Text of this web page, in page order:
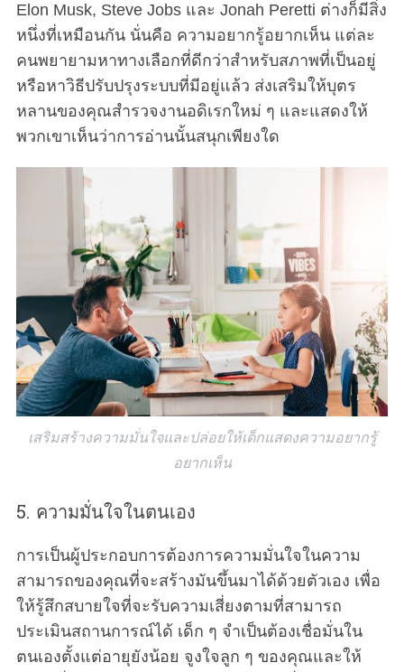
Elon Musk, Steve Jobs และ Jonah Peretti ต่างก็มีสิ่ง
หนึ่งที่เหมือนกัน นั่นคือ ความอยากรู้อยากเห็น แต่ละ
คนพยายามหาทางเลือกที่ดีกว่าสำหรับสภาพที่เป็นอยู่
หรือหาวิธีปรับปรุงระบบที่มีอยู่แล้ว ส่งเสริมให้บุตร
หลานของคุณสำรวจงานอดิเรกใหม่ ๆ และแสดงให้
พวกเขาเห็นว่าการอ่านนั้นสนุกเพียงใด
เสริมสร้างความมั่นใจและปล่อยให้เด็กแสดงความอยากรู้
อยากเห็น
5. ความมั่นใจในตนเอง
การเป็นผู้ประกอบการต้องการความมั่นใจในความ
สามารถของคุณที่จะสร้างมันขึ้นมาได้ด้วยตัวเอง เพื่อ
ให้รู้สึกสบายใจที่จะรับความเสี่ยงตามที่สามารถ
ประเมินสถานการณ์ได้ เด็ก ๆ จำเป็นต้องเชื่อมั่นใน
ตนเองตั้งแต่อายุยังน้อย จูงใจลูก ๆ ของคุณและให้
o
r
: